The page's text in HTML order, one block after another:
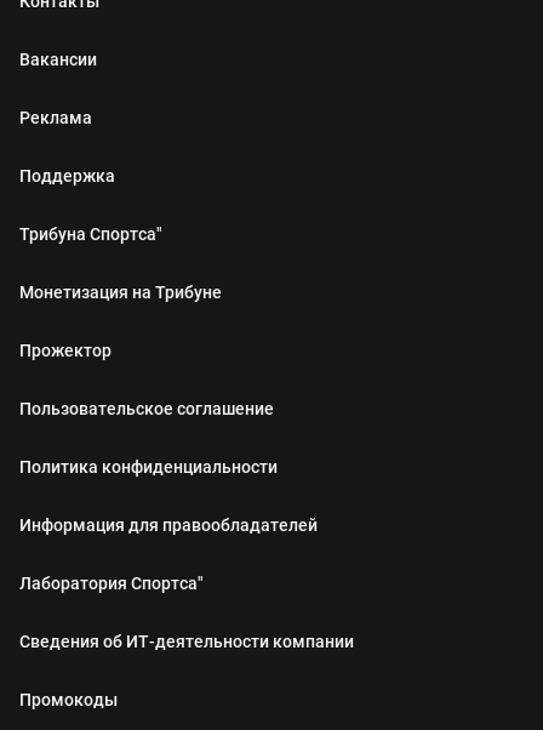
Вакансии
Реклама
Поддержка
Трибуна Спортса"
Монетизация на Трибуне
Прожектор
Пользовательское соглашение
Политика конфиденциальности
Информация для правообладателей
Лаборатория Спортса"
Сведения об ИТ‑деятельности компании
Промокоды